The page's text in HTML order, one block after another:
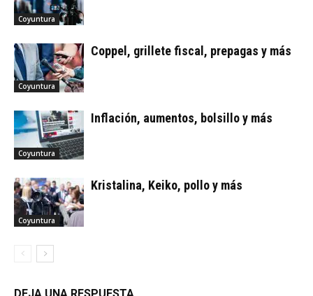
Coyuntura
Coyuntura
Coppel, grillete fiscal, prepagas y más
Coyuntura
Inflación, aumentos, bolsillo y más
Coyuntura
Kristalina, Keiko, pollo y más